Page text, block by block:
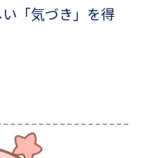
「気づき」を得